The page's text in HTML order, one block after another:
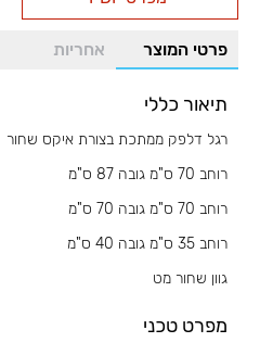
LG68
פרטי המוצר אחריות
תיאור כללי
רגל דלפק ממתכת בצורת איקס שחור
רוחב 70 ס"מ גובה 87 ס"מ
רוחב 70 ס"מ גובה 70 ס"מ
רוחב 35 ס"מ גובה 40 ס"מ
גוון שחור מט
מפרט טכני